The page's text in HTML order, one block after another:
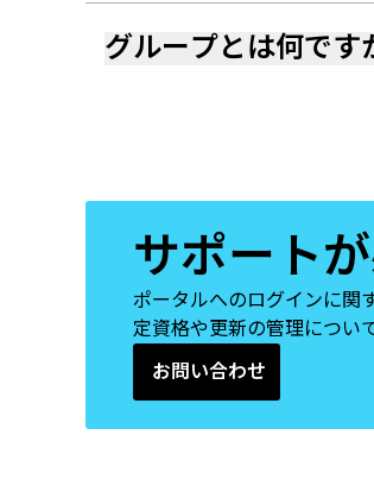
グループとは何です
サポート
ポータルへのログインに関
定資格や更新の管理につい
お問い合わせ